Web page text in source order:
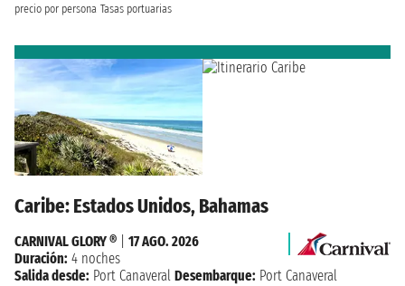
precio por persona Tasas portuarias
Caribe: Estados Unidos, Bahamas
CARNIVAL GLORY ®
17 AGO. 2026
Duración: 4 noches
Salida desde: Port Canaveral Desembarque: Port Canaveral